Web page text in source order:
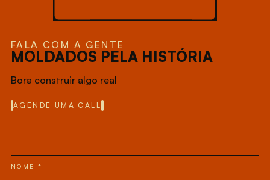
FALA COM A GENTE
MOLDADOS PELA HISTÓRIA
Bora construir algo real
AGENDE UMA CALL
NOME *